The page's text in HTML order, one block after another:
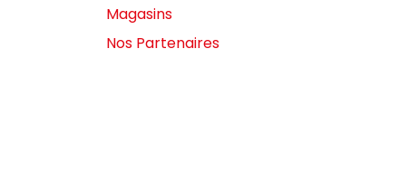
Magasins
Nos Partenaires